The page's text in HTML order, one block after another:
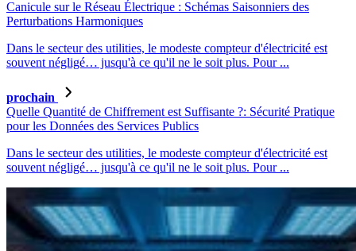
Canicule sur le Réseau Électrique : Schémas Saisonniers des
Perturbations Harmoniques
Dans le secteur des utilities, le modeste compteur d'électricité est
souvent négligé… jusqu'à ce qu'il ne le soit plus. Pour ...
prochain
Quelle Quantité de Chiffrement est Suffisante ?: Sécurité Pratique
pour les Données des Services Publics
Dans le secteur des utilities, le modeste compteur d'électricité est
souvent négligé… jusqu'à ce qu'il ne le soit plus. Pour ...